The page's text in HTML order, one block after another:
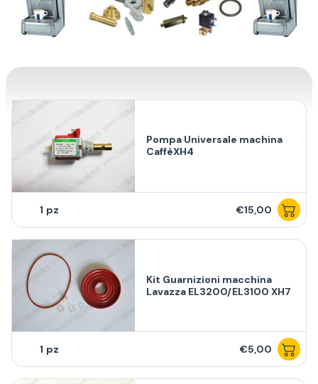
Pompa Universale machina
CaffèXH4
1 €15,00
Kit Guarnizioni macchina
Lavazza EL3200/EL3100 XH7
1 €5,00